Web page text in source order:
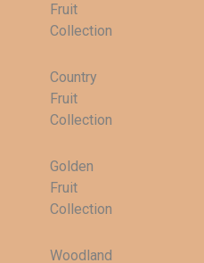
Fruit
Collection
Country
Fruit
Collection
Golden
Fruit
Collection
Woodland